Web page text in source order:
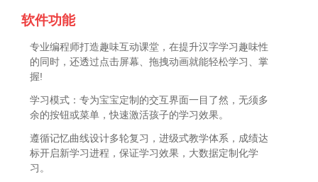
软件功能
专业编程师打造趣味互动课堂，在提升汉字学习趣味性
的同时，还透过点击屏幕、拖拽动画就能轻松学习、掌
握!
学习模式：专为宝宝定制的交互界面一目了然，无须多
余的按钮或菜单，快速激活孩子的学习效果。
遵循记忆曲线设计多轮复习，进级式教学体系，成绩达
标开启新学习进程，保证学习效果，大数据定制化学
习。